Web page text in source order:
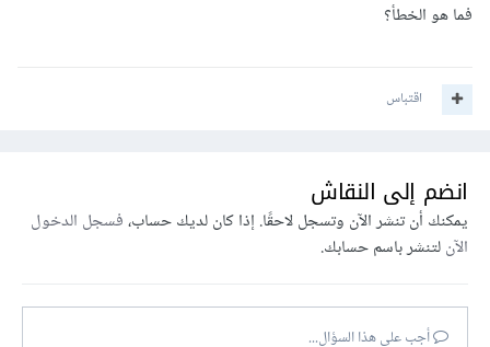
فما هو الخطأ؟
اقتباس
انضم إلى النقاش
يمكنك أن تنشر الآن وتسجل لاحقًا. إذا كان لديك حساب،فسجل الدخول
الآنلتنشر باسم حسابك.
أجب على هذا السؤال...